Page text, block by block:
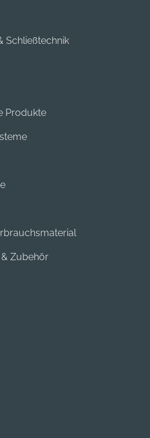
Schließtechnik
Produkte
Zubehör